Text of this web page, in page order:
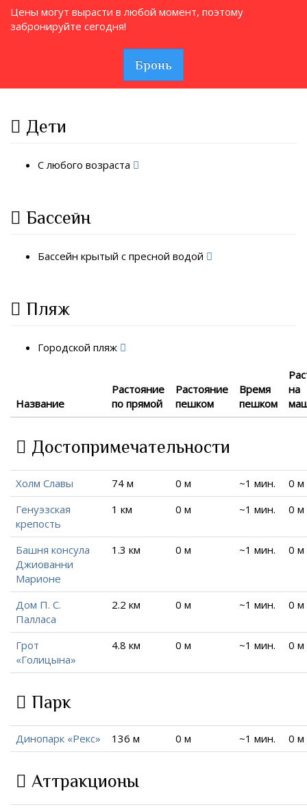
Цены могут вырасти в любой момент, поэтому
забронируйте сегодня!
Бронь
Дети
С любого возраста
Бассейн
Бассейн крытый с пресной водой
Пляж
Городской пляж
Название
Растояние
по прямой
Растояние
пешком
Время
пешком
на
Достопримечательности
Холм Славы 74 м 0 м ~1 мин.
0 м
Генуэзская
крепость
1 км 0 м ~1 мин. 0 м
Башня консула
Джиованни
Марионе
1.3 км 0 м ~1 мин. 0 м
Дом П. С.
Палласа
2.2 км 0 м ~1 мин. 0 м
Грот
«Голицына»
4.8 км 0 м ~1 мин. 0 м
Парк
Динопарк «Рекс» 136 м 0 м ~1 мин. 0 м
Аттракционы